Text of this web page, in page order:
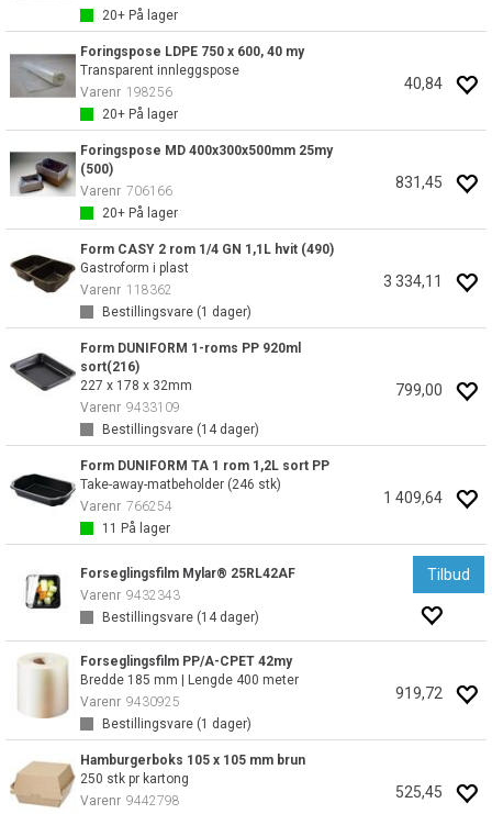
20+ På lager
Foringspose LDPE 750 x 600, 40 my
Transparent innleggspose
Varenr 198256
20+ På lager
40,84
Foringspose MD 400x300x500mm 25my
(500)
Varenr 706166
20+ På lager
831,45
Form CASY 2 rom 1/4 GN 1,1L hvit (490)
Gastroform i plast
Varenr 118362
Bestillingsvare (1 dager)
3 334,11
Form DUNIFORM 1-roms PP 920ml
sort(216)
227 x 178 x 32mm
Varenr 9433109
Bestillingsvare (14dager)
799,00
Form DUNIFORM TA 1 rom 1,2L sort PP
Take-away-matbeholder (246 stk)
Varenr 766254
11 På lager
1 409,64
Forseglingsfilm Mylar® 25RL42AF
Varenr 9432343
Bestillingsvare (14dager)
Tilbud
Forseglingsfilm PP/A-CPET 42my
Bredde 185 mm | Lengde 400 meter
Varenr 9430925
Bestillingsvare (1 dager)
919,72
Hamburgerboks 105 x 105 mm brun
250 stk pr kartong
Varenr 9442798
525,45